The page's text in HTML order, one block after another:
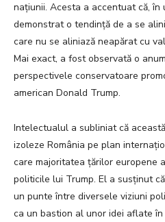
națiunii. Acesta a accentuat că, în
demonstrat o tendință de a se
care nu se aliniază neapărat cu
Mai exact, a fost observată o
perspectivele conservatoare
american Donald Trump.
Intelectualul a subliniat că
izoleze România pe plan
care majoritatea țărilor europene
politicile lui Trump. El a susținut
un punte între diversele viziuni
ca un bastion al unor idei aflate